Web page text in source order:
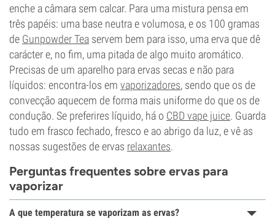
enche a câmara sem calcar. Para uma mistura pensa em
três papéis: uma base neutra e volumosa, e os 100 gramas
de Gunpowder Tea servem bem para isso, uma erva que dê
carácter e, no fim, uma pitada de algo muito aromático.
Precisas de um aparelho para ervas secas e não para
líquidos: encontra-los em vaporizadores, sendo que os de
convecção aquecem de forma mais uniforme do que os de
condução. Se preferires líquido, há o CBD vape juice. Guarda
tudo em frasco fechado, fresco e ao abrigo da luz, e vê as
nossas sugestões de ervas relaxantes.
Perguntas frequentes sobre ervas para
vaporizar
A que temperatura se vaporizam as ervas?